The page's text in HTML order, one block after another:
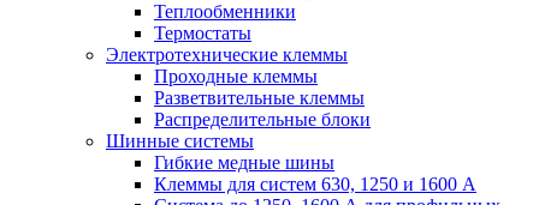
Теплообменники
Термостаты
Электротехнические клеммы
Проходные клеммы
Разветвительные клеммы
Распределительные блоки
Шинные системы
Гибкие медные шины
Клеммы для систем 630, 1250 и 1600 А